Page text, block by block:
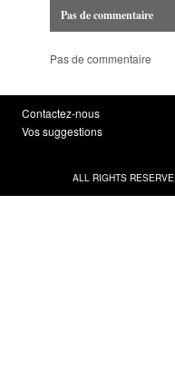
Pas de commentaire
Pas de commentaire
Contactez-nous
Vos suggestions
ALL RIGHTS